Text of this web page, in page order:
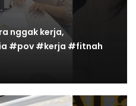
nggak kerja,
#pov #kerja #fitnah